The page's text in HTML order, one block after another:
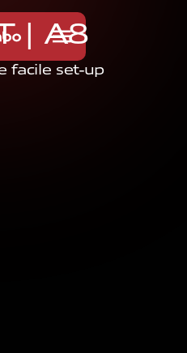
| A8
facile set-up